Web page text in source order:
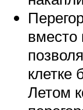
вместо
клетке
Летом